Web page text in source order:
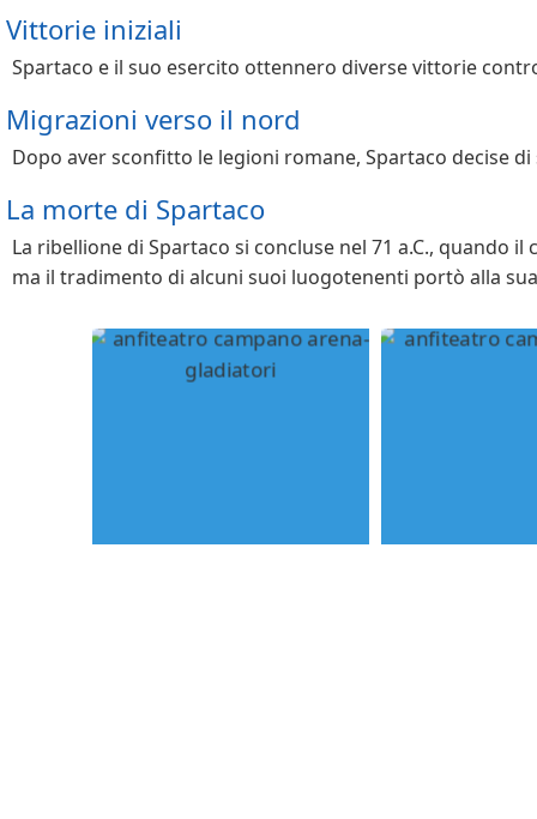
Vittorie iniziali
Spartaco e il suo esercito ottennero diverse vittorie
Migrazioni verso il nord
Dopo aver sconfitto le legioni romane, Spartaco decise
La morte di Spartaco
La ribellione di Spartaco si concluse nel 71 a.C., quando
ma il tradimento di alcuni suoi luogotenenti portò alla